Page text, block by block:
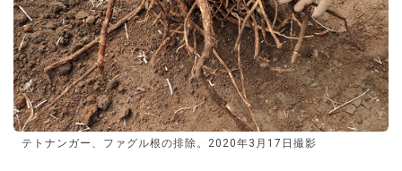
テトナンガー、ファグル根の排除。2020年3月17日撮影